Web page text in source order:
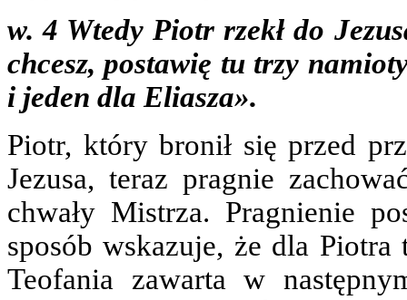
w. 4 Wtedy Piotr rzekł do
chcesz, postawię tu trzy
i jeden dla Eliasza».
Piotr, który bronił się przed
Jezusa, teraz pragnie
chwały Mistrza. Pragnienie
sposób wskazuje, że dla
Teofania zawarta w